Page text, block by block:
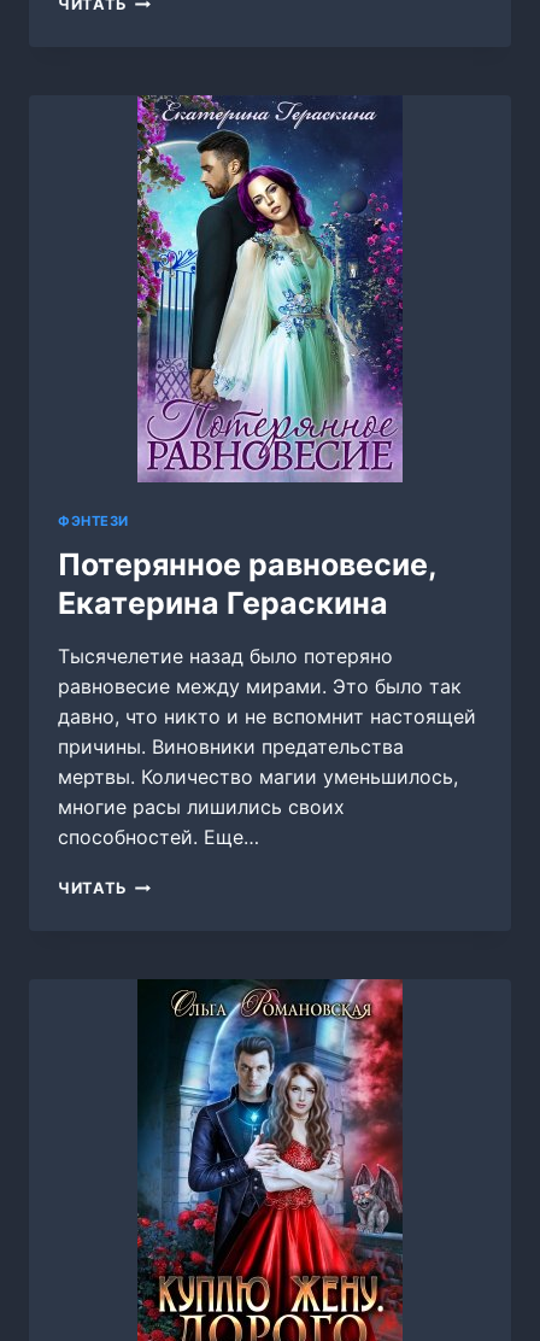
ЧИТАТЬ
ДО
РАССВЕТА,
АРИНА
ПРЕДГОРНАЯ
ФЭНТЕЗИ
Потерянное равновесие,
Екатерина Гераскина
Тысячелетие назад было потеряно
равновесие между мирами. Это было так
давно, что никто и не вспомнит настоящей
причины. Виновники предательства
мертвы. Количество магии уменьшилось,
многие расы лишились своих
способностей. Еще…
ЧИТАТЬ ПОТЕРЯННОЕ